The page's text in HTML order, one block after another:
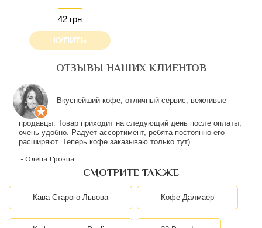
42 грн
КУПИТЬ
ОТЗЫВЫ НАШИХ КЛИЕНТОВ
Кава Старого Львова Кофе Далмаер
Кофе в зернах Paulig 32 Pounds